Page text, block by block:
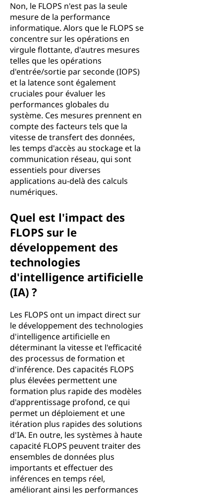
Non, le FLOPS n'est pas la seule
mesure de la performance
informatique. Alors que le FLOPS se
concentre sur les opérations en
virgule flottante, d'autres mesures
telles que les opérations
d'entrée/sortie par seconde (IOPS)
et la latence sont également
cruciales pour évaluer les
performances globales du
système. Ces mesures prennent en
compte des facteurs tels que la
vitesse de transfert des données,
les temps d'accès au stockage et la
communication réseau, qui sont
essentiels pour diverses
applications au-delà des calculs
numériques.
Quel est l'impact des
FLOPS sur le
développement des
technologies
d'intelligence artificielle
(IA) ?
Les FLOPS ont un impact direct sur
le développement des technologies
d'intelligence artificielle en
déterminant la vitesse et l'efficacité
des processus de formation et
d'inférence. Des capacités FLOPS
plus élevées permettent une
formation plus rapide des modèles
d'apprentissage profond, ce qui
permet un déploiement et une
itération plus rapides des solutions
d'IA. En outre, les systèmes à haute
capacité FLOPS peuvent traiter des
ensembles de données plus
importants et effectuer des
inférences en temps réel,
améliorant ainsi les performances